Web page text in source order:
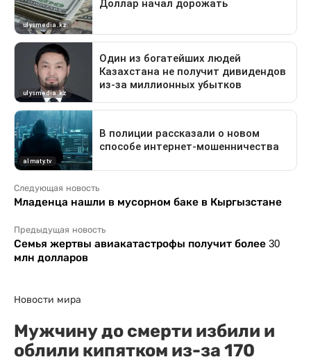
Следующая новость
Младенца нашли в мусорном баке в Кыргызстане
Предыдущая новость
Семья жертвы авиакатастрофы получит более 30
млн долларов
Новости мира
Мужчину до смерти избили и
облили кипятком из-за 170